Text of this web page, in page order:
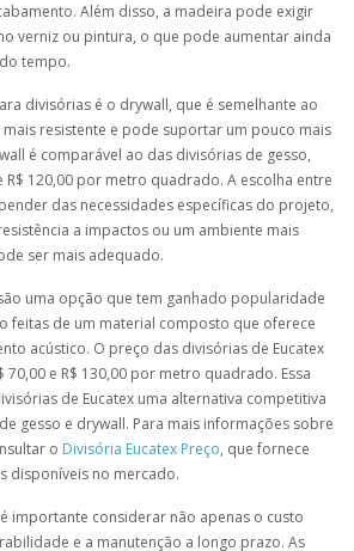
Além disso, a madeira pode exigir
verniz ou pintura, o que pode aumentar ainda
tempo.
divisórias é o drywall, que é semelhante ao
mais resistente e pode suportar um pouco mais
é comparável ao das divisórias de gesso,
R$ 120,00 por metro quadrado. A escolha entre
das necessidades específicas do projeto,
a impactos ou um ambiente mais
ser mais adequado.
uma opção que tem ganhado popularidade
feitas de um material composto que oferece
acústico. O preço das divisórias de Eucatex
70,00 e R$ 130,00 por metro quadrado. Essa
de Eucatex uma alternativa competitiva
gesso e drywall. Para mais informações sobre
o Divisória Eucatex Preço, que fornece
disponíveis no mercado.
importante considerar não apenas o custo
e a manutenção a longo prazo. As